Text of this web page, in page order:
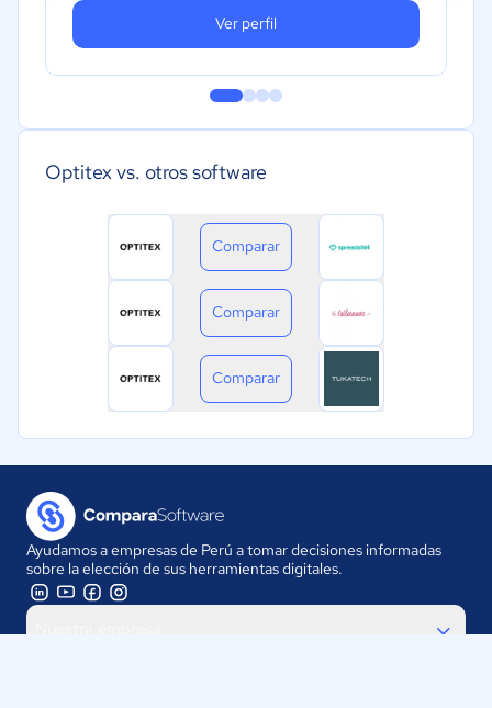
Ver perfil
Optitex vs. otros software
Comparar
Comparar
Comparar
Ayudamos a empresas de Perú a tomar decisiones informadas
sobre la elección de sus herramientas digitales.